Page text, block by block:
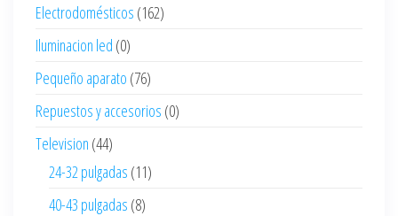
Electrodomésticos (162)
Iluminacion led (0)
Pequeño aparato (76)
Repuestos y accesorios (0)
Television (44)
24-32 pulgadas (11)
40-43 pulgadas (8)